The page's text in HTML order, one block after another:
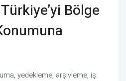
Bölge
yedekleme, arşivleme, iş